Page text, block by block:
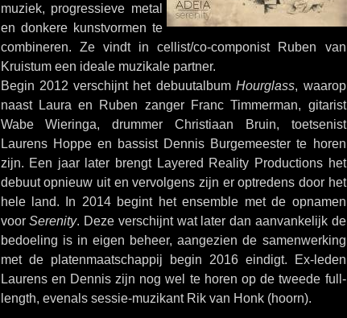
muziek, progressieve metal
en donkere kunstvormen te
combineren. Ze vindt in cellist/co-componist Ruben van
Kruistum een ideale muzikale partner.
Begin 2012 verschijnt het debuutalbumHourglass, waarop
naast Laura en Ruben zanger Franc Timmerman, gitarist
Wabe Wieringa, drummer Christiaan Bruin, toetsenist
Laurens Hoppe en bassist Dennis Burgemeester te horen
zijn. Een jaar later brengt Layered Reality Productions het
debuut opnieuw uit en vervolgens zijn er optredens door het
hele land. In 2014 begint het ensemble met de opnamen
voorSerenity. Deze verschijnt wat later dan aanvankelijk de
bedoeling is in eigen beheer, aangezien de samenwerking
met de platenmaatschappij begin 2016 eindigt. Ex-leden
Laurens en Dennis zijn nog wel te horen op de tweede full-
length, evenals sessie-muzikant Rik van Honk (hoorn).